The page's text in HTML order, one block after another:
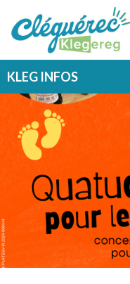
KLEG INFOS
CONTENU